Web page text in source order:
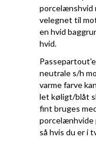
porcelænshvid
velegnet til
en hvid
hvid.
neutrale s/h
varme farve
let køligt/blåt
fint bruges
porcelænhvide
så hvis du er i